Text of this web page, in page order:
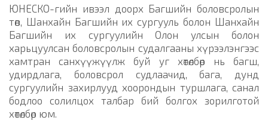
ЮНЕСКО-гийн ивээл доорх Багшийн боловсролын
төв, Шанхайн Багшийн их сургууль болон Шанхайн
Багшийн их сургуулийн Олон улсын болон
харьцуулсан боловсролын судалгааны хүрээлэнгээс
хамтран санхүүжүүлж буй уг хөтөлбөр нь багш,
удирдлага, боловсрол судлаачид, бага, дунд
сургуулийн захирлууд хоорондын туршлага, санал
бодлоо солилцох талбар бий болгох зорилготой
хөтөлбөр юм.